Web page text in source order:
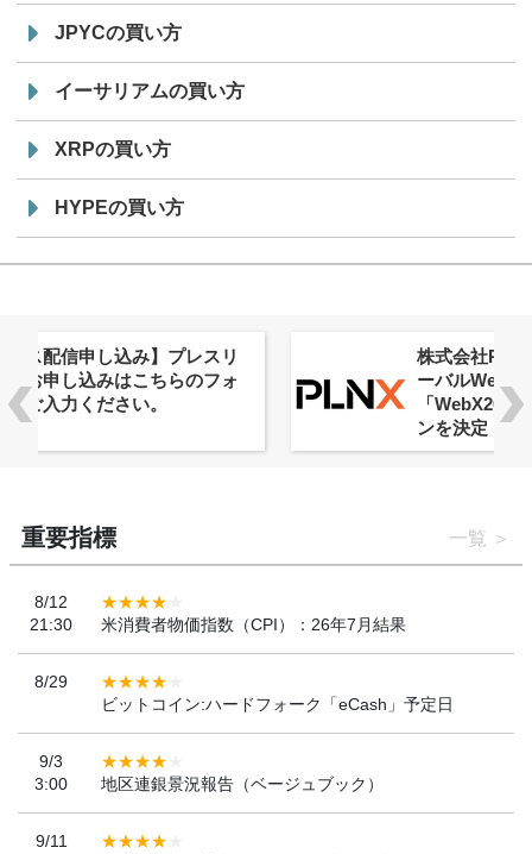
JPYCの買い方
イーサリアムの買い方
XRPの買い方
HYPEの買い方
株式会社PlnX、アジア最大級のグロ
ーバルWeb3カンファレンス
「WebX2026」とのコラボレーショ
重要指標 一覧
8/12
21:30
米消費者物価指数（CPI）：26年7月結果
8/29
ビットコイン:ハードフォーク「eCash」予定日
9/3
3:00
地区連銀景況報告（ベージュブック）
9/11